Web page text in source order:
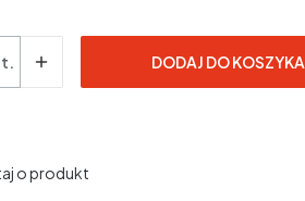
DODAJ DO KOSZYKA
o produkt